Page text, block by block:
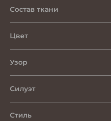
Состав ткани
Цвет
Узор
Силуэт
Стиль